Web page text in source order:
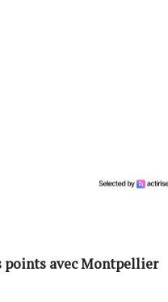
points avec Montpellier